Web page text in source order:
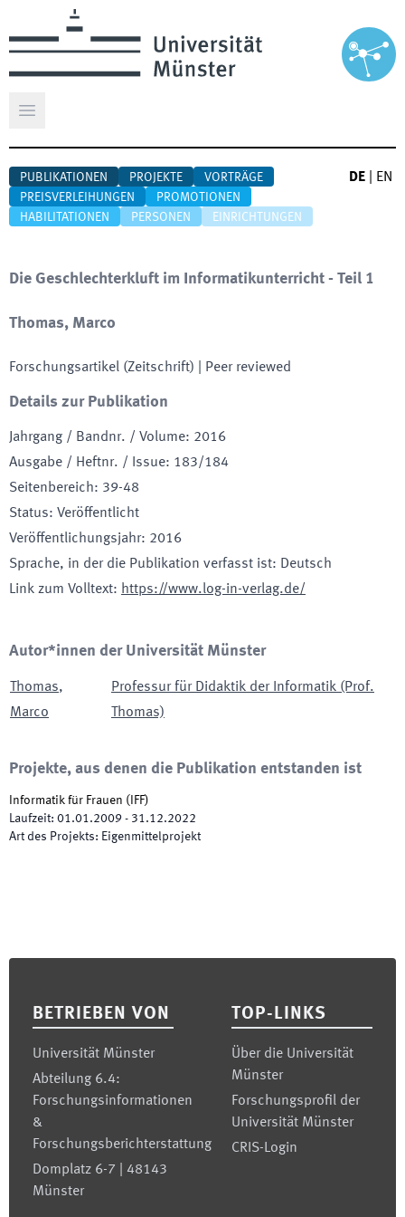
Hauptmenü öffnen
PUBLIKATIONEN PROJEKTE
VORTRÄGE
PREISVERLEIHUNGEN
PROMOTIONEN
HABILITATIONEN
PERSONEN EINRICHTUNGEN
DE EN
Die Geschlechterkluft im Informatikunterricht - Teil 1
Thomas, Marco
Forschungsartikel (Zeitschrift) | Peer reviewed
Details zur Publikation
Jahrgang / Bandnr. / Volume: 2016
Ausgabe / Heftnr. / Issue: 183/184
Seitenbereich: 39-48
Status: Veröffentlicht
Veröffentlichungsjahr: 2016
Sprache, in der die Publikation verfasst ist: Deutsch
Link zum Volltext: https://www.log-in-verlag.de/
Autor*innen der Universität Münster
Thomas,
Marco
Professur für Didaktik der Informatik (Prof.
Thomas)
Projekte, aus denen die Publikation entstanden ist
Informatik für Frauen ( IFF)
Laufzeit: 01.01.2009 - 31.12.2022
Art des Projekts: Eigenmittelprojekt
BETRIEBEN VON
Universität Münster
Abteilung 6.4:
Forschungsinformationen
&
Forschungsberichterstattung
Domplatz 6-7 | 48143
Münster
TOP-LINKS
Über die Universität
Münster
Forschungsprofil der
Universität Münster
CRIS-Login